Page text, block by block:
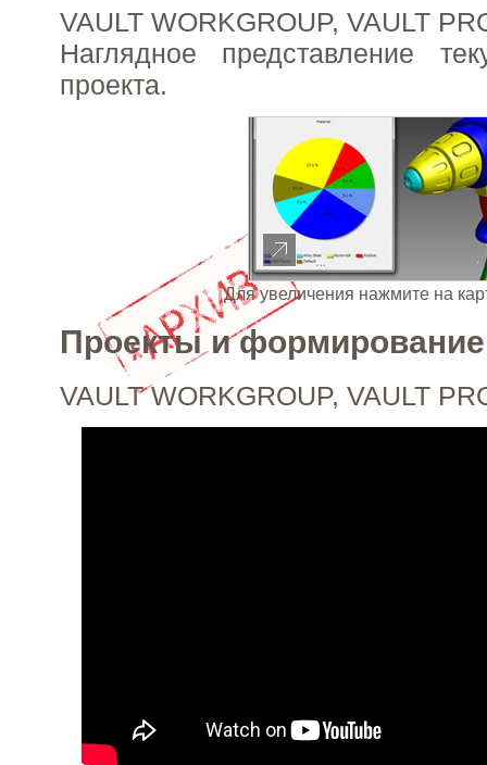
VAULT WORKGROUP, VAULT
Наглядное представление
проекта.
Для увеличения нажмите на
Проекты и формирование
VAULT WORKGROUP, VAULT